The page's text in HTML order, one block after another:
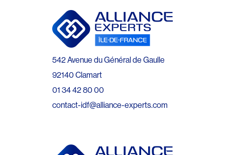
542 Avenue du Général de Gaulle
92140 Clamart
01 34 42 80 00
contact-idf@alliance-experts.com